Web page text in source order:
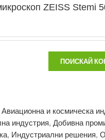
ZEISS Stemi
ПОИСКАЙ
Авиационна и космическа
индустрия, Добивна
, Индустриални решения,